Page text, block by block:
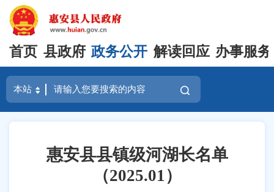
首页 县政府 政务公开 解读回应 办事服务
惠安县县镇级河湖长名单
（2025.01）